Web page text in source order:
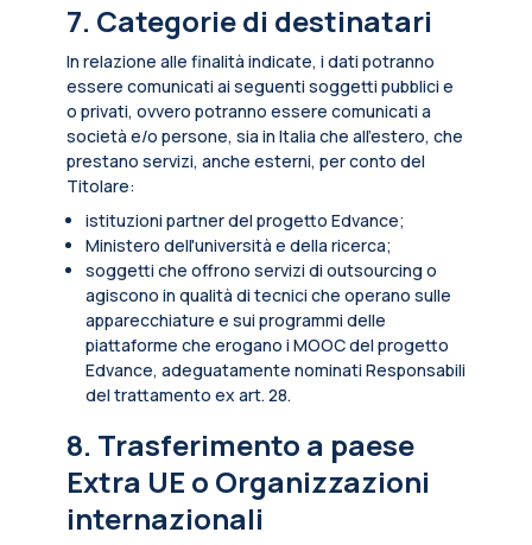
7. Categorie di destinatari
In relazione alle finalità indicate, i dati potranno
essere comunicati ai seguenti soggetti pubblici e
o privati, ovvero potranno essere comunicati a
società e/o persone, sia in Italia che all’estero, che
prestano servizi, anche esterni, per conto del
Titolare:
istituzioni partner del progetto Edvance;
Ministero dell'università e della ricerca;
soggetti che offrono servizi di outsourcing o
agiscono in qualità di tecnici che operano sulle
apparecchiature e sui programmi delle
piattaforme che erogano i MOOC del progetto
Edvance, adeguatamente nominati Responsabili
del trattamento ex art. 28.
8. Trasferimento a paese
Extra UE o Organizzazioni
internazionali